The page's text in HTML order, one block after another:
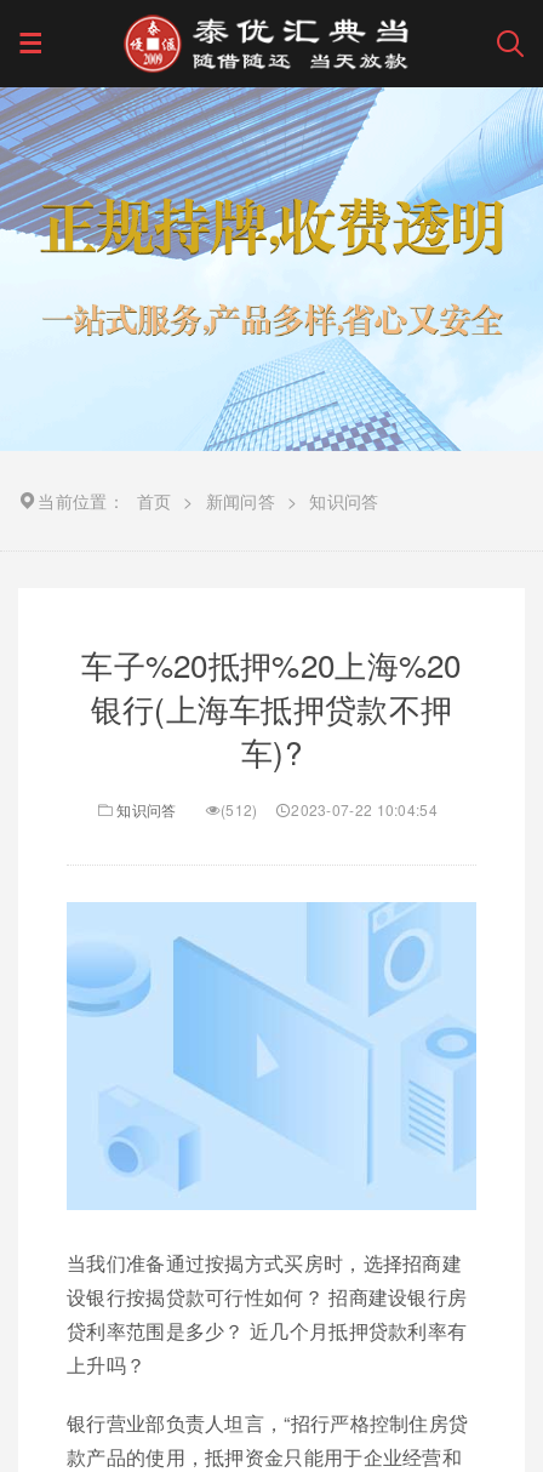
当前位置： 首页 > 新闻问答 > 知识问答
车子%20抵押%20上海%20
银行(上海车抵押贷款不押
车)?
知识问答 (512) 2023-07-22 10:04:54
当我们准备通过按揭方式买房时，选择招商建
设银行按揭贷款可行性如何？ 招商建设银行房
贷利率范围是多少？ 近几个月抵押贷款利率有
上升吗？
银行营业部负责人坦言，“招行严格控制住房贷
款产品的使用，抵押资金​​只能用于企业经营和